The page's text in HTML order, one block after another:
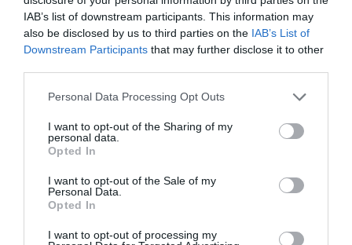
IAB’s list of downstream participants. This information may
also be disclosed by us to third parties on the IAB’s List of
Downstream Participants that may further disclose it to other
Personal Data Processing Opt Outs
I want to opt-out of the Sharing of my
personal data.
Opted In
I want to opt-out of the Sale of my
Personal Data.
Opted In
I want to opt-out of processing my
Ακολουθήστε το Culturenow.gr
Σχετικά Άρθρα